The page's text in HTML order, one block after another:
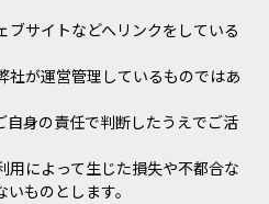
ブサイトなどへリンクをしている
社が運営管理しているものではあ
自身の責任で判断したうえでご活
用によって生じた損失や不都合な
ものとします。